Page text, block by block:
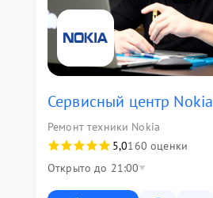
Сервисный центр Nokia
Ремонт техники Nokia
5,0160 оценки
Открыто до 21:00